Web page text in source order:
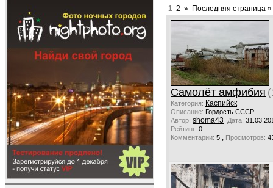
1 2 » Последняя страница »
Самолёт амфибия
Категория: Каспийск
Описание: Гордость СССР
Автор: shoma43 Дата:
Рейтинг: 0
Комментарии: 5 , Просмотров: